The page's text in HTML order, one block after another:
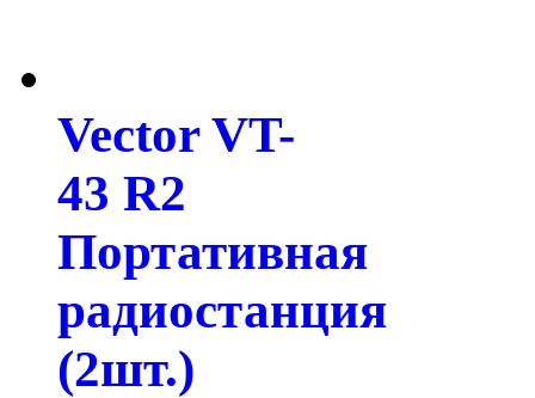
Vector VT-
43 R2
Портативная
радиостанция
(2шт.)